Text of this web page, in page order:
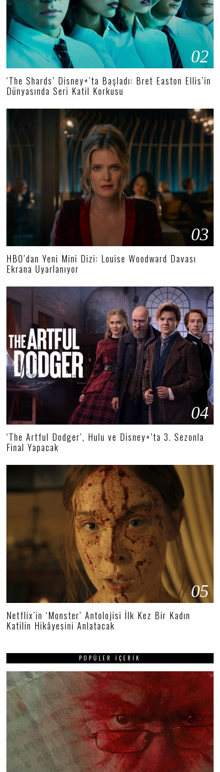
02
‘The Shards’ Disney+’ta Başladı: Bret Easton Ellis’in
Dünyasında Seri Katil Korkusu
03
HBO’dan Yeni Mini Dizi: Louise Woodward Davası
Ekrana Uyarlanıyor
04
‘The Artful Dodger’, Hulu ve Disney+’ta 3. Sezonla
Final Yapacak
05
Netflix’in ‘Monster’ Antolojisi İlk Kez Bir Kadın
Katilin Hikâyesini Anlatacak
POPÜLER İÇERIK